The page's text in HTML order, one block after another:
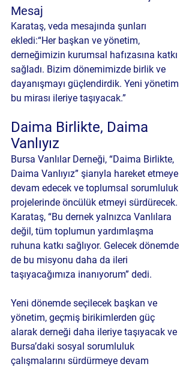
Mesaj
Karataş, veda mesajında şunları
ekledi:“Her başkan ve yönetim,
derneğimizin kurumsal hafızasına katkı
sağladı. Bizim dönemimizde birlik ve
dayanışmayı güçlendirdik. Yeni yönetim
bu mirası ileriye taşıyacak.”
Daima Birlikte, Daima
Vanlıyız
Bursa Vanlılar Derneği, “Daima Birlikte,
Daima Vanlıyız” şiarıyla hareket etmeye
devam edecek ve toplumsal sorumluluk
projelerinde öncülük etmeyi sürdürecek.
Karataş, “Bu dernek yalnızca Vanlılara
değil, tüm toplumun yardımlaşma
ruhuna katkı sağlıyor. Gelecek dönemde
de bu misyonu daha da ileri
taşıyacağımıza inanıyorum” dedi.
Yeni dönemde seçilecek başkan ve
yönetim, geçmiş birikimlerden güç
alarak derneği daha ileriye taşıyacak ve
Bursa’daki sosyal sorumluluk
çalışmalarını sürdürmeye devam